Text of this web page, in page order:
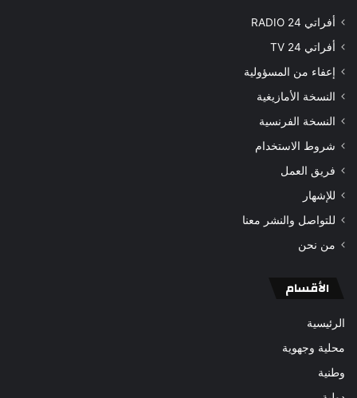
أفراتي 24 RADIO
أفراتي 24 TV
إعفاء من المسؤولية
النسخة الأمازيغية
النسخة الفرنسية
شروط الاستخدام
فريق العمل
للإشهار
للتواصل والنشر معنا
من نحن
الأقسام
الرئيسية
محلية وجهوية
وطنية